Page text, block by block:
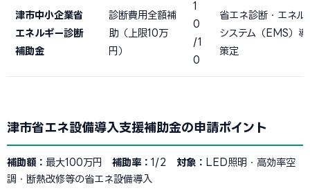
津市中小企業省
エネルギー診断
補助金
診断費用全額補
助（上限10万
円）
1
0
/1
0
省エネ診断・エネル
システム（EMS）
策定
津市省エネ設備導入支援補助金の申請ポイント
補助額： 最大100万円 補助率： 1/2 対象： LED照明・高効率空
調・断熱改修等の省エネ設備導入